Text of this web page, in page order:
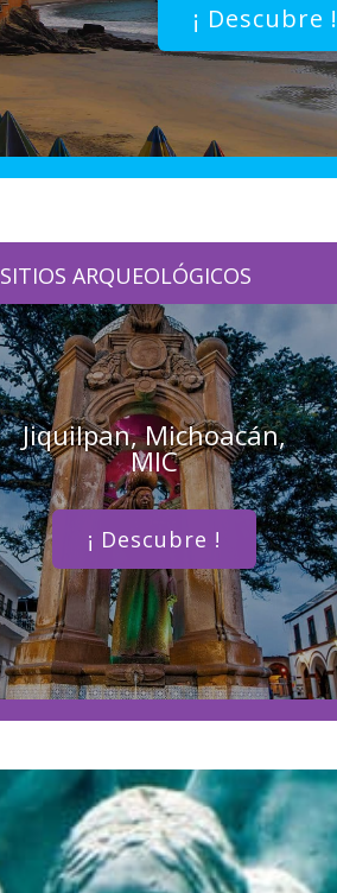
¡ Descubre !
SITIOS ARQUEOLÓGICOS
Jiquilpan, Michoacán,
MIC
¡ Descubre !